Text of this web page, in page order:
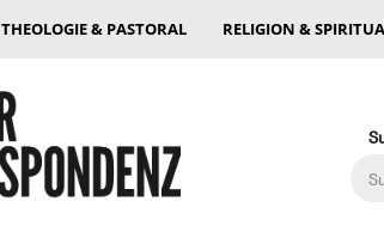
THEOLOGIE & PASTORAL RELIGION &